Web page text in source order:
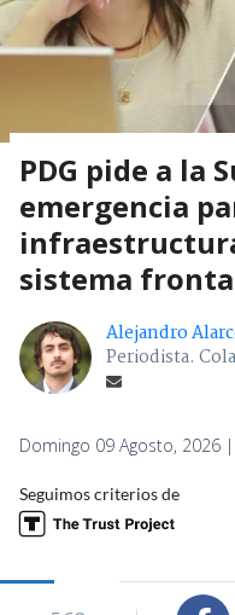
PDG pide a la
emergencia
sistema
Alejandro
Periodista.
Domingo 09 Agosto, 2026 |
Seguimos criterios de